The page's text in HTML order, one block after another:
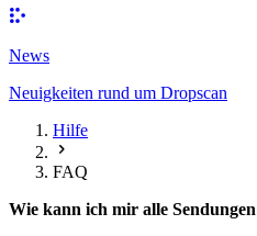
News
Neuigkeiten rund um Dropscan
Hilfe
FAQ
Wie kann ich mir alle